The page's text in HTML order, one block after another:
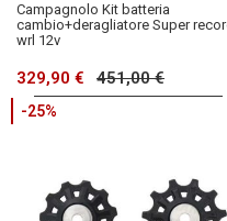
Campagnolo Kit batteria
cambio+deragliatore Super
wrl 12v
329,90 € 451,00 €
-25%